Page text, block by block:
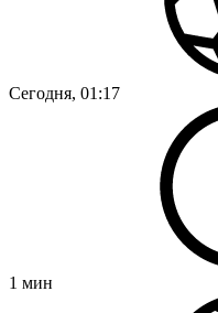
Сегодня, 01:17
1 мин